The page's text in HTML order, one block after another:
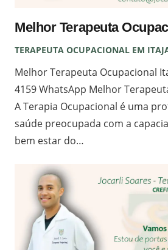
Melhor Terapeuta
TERAPEUTA OCUPACIONAL EM
Melhor Terapeuta Ocupacional
4159 WhatsApp Melhor
A Terapia Ocupacional é uma
saúde preocupada com a
bem estar do…